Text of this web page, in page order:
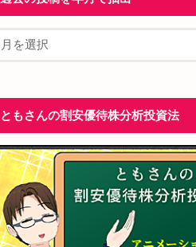
ともさんの割安優待株分析投資法